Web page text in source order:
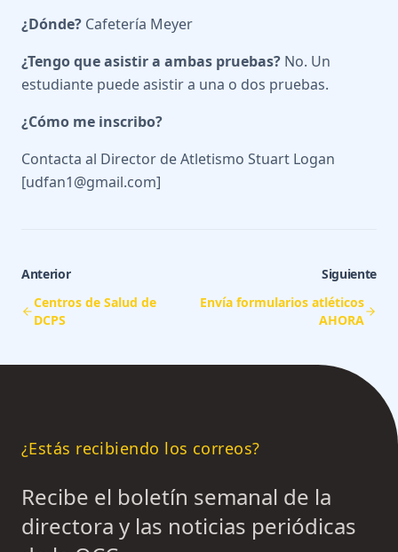
¿Dónde? Cafetería Meyer
¿Tengo que asistir a ambas pruebas? No. Un
estudiante puede asistir a una o dos pruebas.
¿Cómo me inscribo?
Contacta al Director de Atletismo Stuart Logan
[udfan1@gmail.com]
Anterior
Centros de Salud de
DCPS
Siguiente
Envía formularios atléticos
AHORA
¿Estás recibiendo los correos?
Recibe el boletín semanal de la
directora y las noticias periódicas